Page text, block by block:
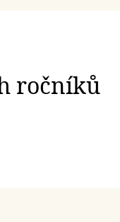
ročníků